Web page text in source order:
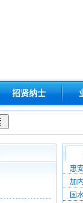
招贤纳士
惠
加
国